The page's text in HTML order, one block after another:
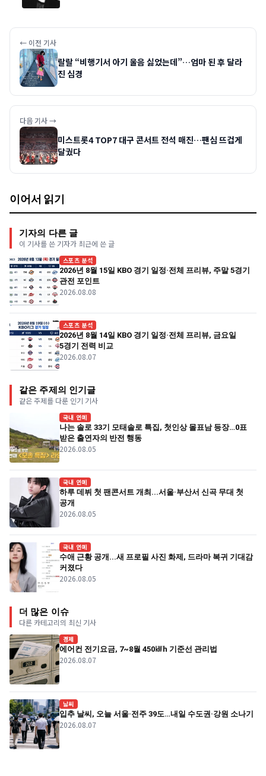
← 이전 기사
랄랄 “비행기서 아기 울음 싫었는데”…엄마 된 후 달라
진 심경
다음 기사 →
미스트롯4 TOP7 대구 콘서트 전석 매진…팬심 뜨겁게
달궜다
이어서 읽기
기자의 다른 글
이 기사를 쓴 기자가 최근에 쓴 글
스포츠 분석
2026년 8월 15일 KBO 경기 일정·전체 프리뷰, 주말 5경기
관전 포인트
2026.08.08
스포츠 분석
2026년 8월 14일 KBO 경기 일정·전체 프리뷰, 금요일
5경기 전력 비교
2026.08.07
같은 주제의 인기글
같은 주제를 다룬 인기 기사
국내 연예
나는 솔로 33기 모태솔로 특집, 첫인상 몰표남 등장…0표
받은 출연자의 반전 행동
2026.08.05
국내 연예
하루 데뷔 첫 팬콘서트 개최...서울·부산서 신곡 무대 첫
공개
2026.08.05
국내 연예
수애 근황 공개...새 프로필 사진 화제, 드라마 복귀 기대감
커졌다
2026.08.05
더 많은 이슈
다른 카테고리의 최신 기사
경제
에어컨 전기요금, 7~8월 450㎾h 기준선 관리법
2026.08.07
날씨
입추 날씨, 오늘 서울·전주 39도…내일 수도권·강원 소나기
2026.08.07